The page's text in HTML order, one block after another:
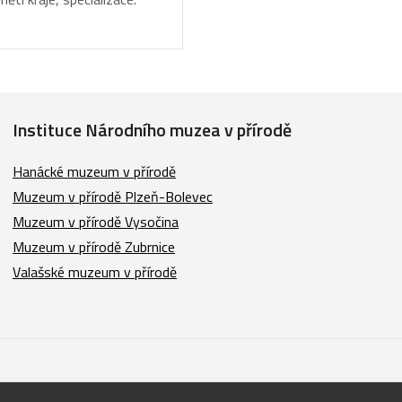
Instituce Národního muzea v přírodě
Hanácké muzeum v přírodě
Muzeum v přírodě Plzeň-Bolevec
Muzeum v přírodě Vysočina
Muzeum v přírodě Zubrnice
Valašské muzeum v přírodě